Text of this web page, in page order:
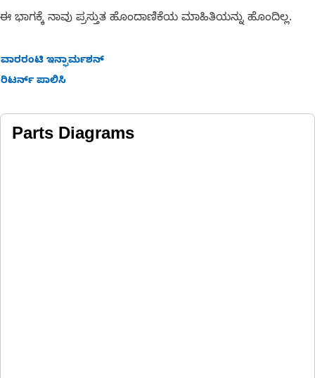
ಈ ಭಾಗಕ್ಕೆ ನಾವು ಪ್ರಸ್ತುತ ಹೊಂದಾಣಿಕೆಯ ಮಾಹಿತಿಯನ್ನು ಹೊಂದಿಲ್ಲ.
ವಾರರಂಟಿ ಇನ್ಫಾರ್ಮಶನ್
ರಿಟರ್ನ್ ಪಾಲಿಸಿ
Parts Diagrams